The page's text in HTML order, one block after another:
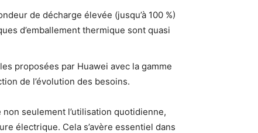
de décharge élevée (jusqu’à 100 %)
d’emballement thermique sont quasi
proposées par Huawei avec la gamme
de l’évolution des besoins.
seulement l’utilisation quotidienne,
électrique. Cela s’avère essentiel dans